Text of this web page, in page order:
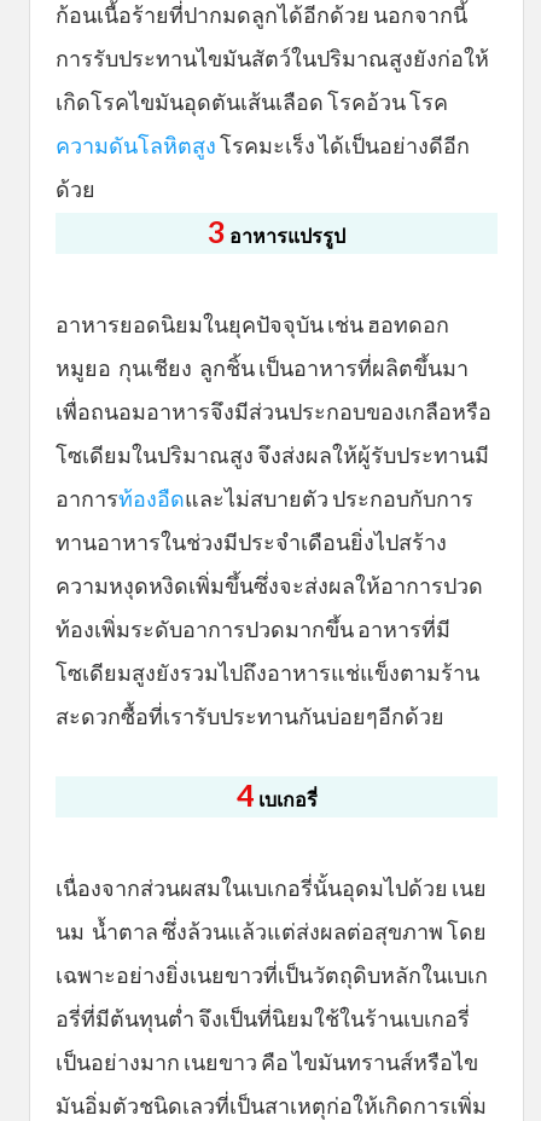
ก้อนเนื้อร้ายที่ปากมดลูกได้อีกด้วย นอกจากนี้
การรับประทานไขมันสัตว์ในปริมาณสูงยังก่อให้
เกิดโรคไขมันอุดตันเส้นเลือด โรคอ้วน โรค
ความดันโลหิตสูงโรคมะเร็ง ได้เป็นอย่างดีอีก
ด้วย
3 อาหารแปรรูป
อาหารยอดนิยมในยุคปัจจุบัน เช่น ฮอทดอก
หมูยอ กุนเชียง ลูกชิ้น เป็นอาหารที่ผลิตขึ้นมา
เพื่อถนอมอาหารจึงมีส่วนประกอบของเกลือหรือ
โซเดียมในปริมาณสูง จึงส่งผลให้ผู้รับประทานมี
อาการท้องอืดและไม่สบายตัว ประกอบกับการ
ทานอาหารในช่วงมีประจำเดือนยิ่งไปสร้าง
ความหงุดหงิดเพิ่มขึ้นซึ่งจะส่งผลให้อาการปวด
ท้องเพิ่มระดับอาการปวดมากขึ้น อาหารที่มี
โซเดียมสูงยังรวมไปถึงอาหารแช่แข็งตามร้าน
สะดวกซื้อที่เรารับประทานกันบ่อยๆอีกด้วย
4 เบเกอรี่
เนื่องจากส่วนผสมในเบเกอรี่นั้นอุดมไปด้วย เนย
นม น้ำตาล ซึ่งล้วนแล้วแต่ส่งผลต่อสุขภาพ โดย
เฉพาะอย่างยิ่งเนยขาวที่เป็นวัตถุดิบหลักในเบเก
อรี่ที่มีต้นทุนต่ำ จึงเป็นที่นิยมใช้ในร้านเบเกอรี่
เป็นอย่างมาก เนยขาว คือ ไขมันทรานส์หรือไข
มันอิ่มตัวชนิดเลวที่เป็นสาเหตุก่อให้เกิดการเพิ่ม